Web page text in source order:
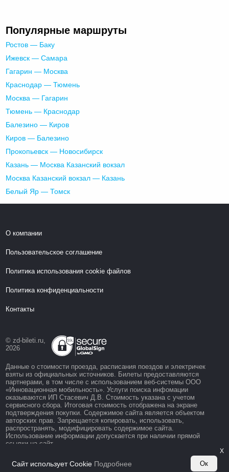
Популярные маршруты
Ростов — Баку
Ижевск — Самара
Гагарин — Москва
Краснодар — Тюмень
Москва — Гагарин
Тюмень — Краснодар
Балезино — Киров
Киров — Балезино
Прокопьевск — Новосибирск
Казань — Москва Казанский вокзал
Москва Казанский вокзал — Казань
Белый Яр — Томск
О компании
Пользовательское соглашение
Политика использования cookie файлов
Политика конфиденциальности
Контакты
© zd-bileti.ru,
2026
Данные о стоимости проезда, расписания поездов и электричек
взяты из официальных источников. Билеты предоставляются
партнерами, в том числе с использованием веб-системы ООО
«Инновационная мобильность». Услуги поиска инфомации
оказываются ИП Стасевич Д.В. Стоимость указана с учетом
сервисного сбора. Итоговая стоимость отображена на экране
подтверждения покупки. Содержимое сайта является объектом
авторских прав. Запрещается копировать, использовать,
распространять, модифицировать содержимое сайта.
Использование информации допускается при наличии прямой
ссылки на сайт.
X
Сайт использует Cookie Подробнее Ок